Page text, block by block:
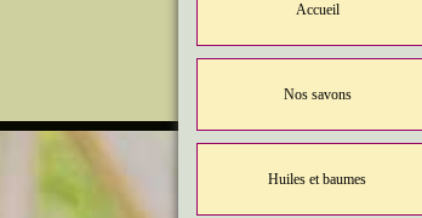
Accueil
Nos savons
Huiles et baumes